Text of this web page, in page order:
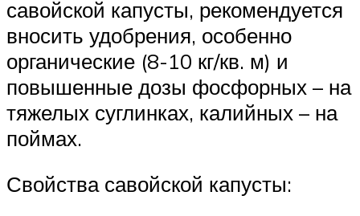
савойской капусты, рекомендуется
вносить удобрения, особенно
органические (8-10 кг/кв. м) и
повышенные дозы фосфорных – на
тяжелых суглинках, калийных – на
поймах.
Свойства савойской капусты: